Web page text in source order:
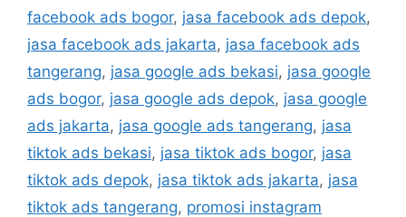
facebook ads bogor, jasa facebook ads depok,
jasa facebook ads jakarta, jasa facebook ads
tangerang, jasa google ads bekasi, jasa google
ads bogor, jasa google ads depok, jasa google
ads jakarta, jasa google ads tangerang, jasa
tiktok ads bekasi, jasa tiktok ads bogor, jasa
tiktok ads depok, jasa tiktok ads jakarta, jasa
tiktok ads tangerang, promosi instagram